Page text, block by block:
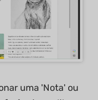
uma 'Nota' ou